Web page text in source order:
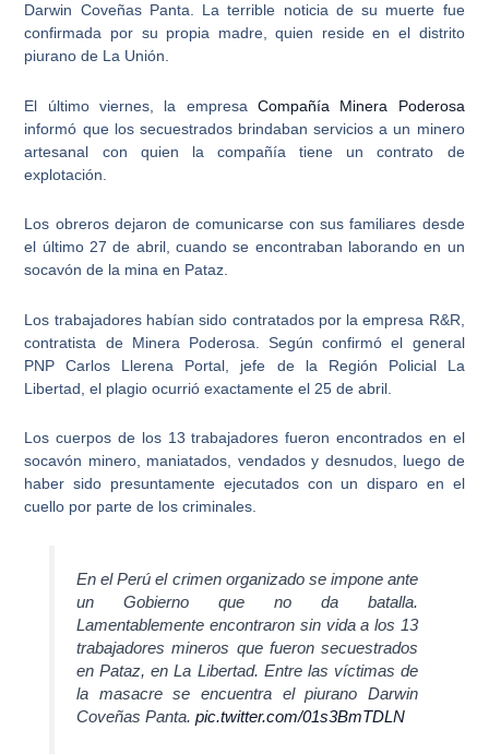
Darwin Coveñas Panta. La terrible noticia de su muerte fue
confirmada por su propia madre, quien reside en el distrito
piurano de La Unión.
El último viernes, la empresa Compañía Minera Poderosa
informó que los secuestrados brindaban servicios a un minero
artesanal con quien la compañía tiene un contrato de
explotación.
Los obreros dejaron de comunicarse con sus familiares desde
el último 27 de abril, cuando se encontraban laborando en un
socavón de la mina en Pataz.
Los trabajadores habían sido contratados por laempresa R&R
contratista de Minera Poderosa. Según confirmó el general
PNP Carlos Llerena Portal, jefe de la Región Policial La
Libertad, el plagio ocurrió exactamente el 25 de abril.
Los cuerpos de los 13 trabajadores fueron encontrados en el
socavón minero, maniatados, vendados y desnudos, luego de
haber sido presuntamente ejecutados con un disparo en el
cuello por parte de los criminales.
En el Perú el crimen organizado se impone ante
un Gobierno que no da batalla.
Lamentablemente encontraron sin vida a los 13
trabajadores mineros que fueron secuestrados
en Pataz, en La Libertad. Entre las víctimas de
la masacre se encuentra el piurano Darwin
Coveñas Panta.pic.twitter.com/01s3BmTDLN